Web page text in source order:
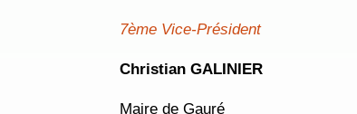
7ème Vice-Président
Christian GALINIER
Maire de Gauré